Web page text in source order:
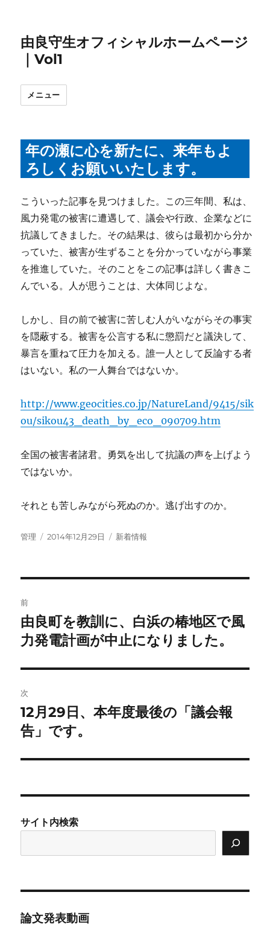
由良守生オフィシャルホームページ
｜Vol1
メニュー
年の瀬に心を新たに、来年もよ
ろしくお願いいたします。
こういった記事を見つけました。この三年間、私は、
風力発電の被害に遭遇して、議会や行政、企業などに
抗議してきました。その結果は、彼らは最初から分か
っていた、被害が生ずることを分かっていながら事業
を推進していた。そのことをこの記事は詳しく書きこ
んでいる。人が思うことは、大体同じよな。
しかし、目の前で被害に苦しむ人がいながらその事実
を隠蔽する。被害を公言する私に懲罰だと議決して、
暴言を重ねて圧力を加える。誰一人として反論する者
はいない。私の一人舞台ではないか。
http://www.geocities.co.jp/NatureLand/9415/sik
ou/sikou43_death_by_eco_090709.htm
全国の被害者諸君。勇気を出して抗議の声を上げよう
ではないか。
それとも苦しみながら死ぬのか。逃げ出すのか。
投
管理
投
2014年12月29日
カ
新着情報
稿
ナ
ビ
ゲ
ー
シ
ン
前
前
の
稿:
由良町を教訓に、白浜の椿地区で風
力発電計画が中止になりました。
次
次
の
稿:
12月29日、本年度最後の「議会報
告」です。
サイト内検索
論文発表動画